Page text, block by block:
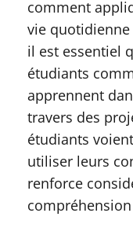
comment
vie
il est essentiel
étudiants
apprennent
travers des
étudiants
utiliser leurs
renforce